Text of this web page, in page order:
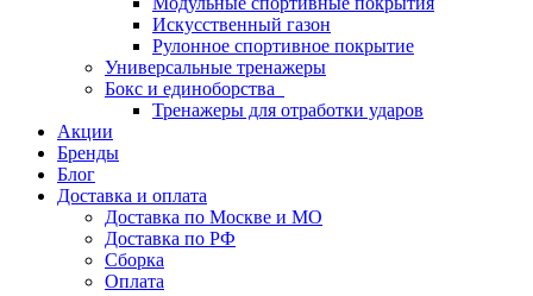
Искусственный газон
Рулонное спортивное покрытие
Универсальные тренажеры
Бокс и единоборства
Тренажеры для отработки ударов
Акции
Бренды
Блог
Доставка и оплата
Доставка по Москве и МО
Доставка по РФ
Сборка
Оплата